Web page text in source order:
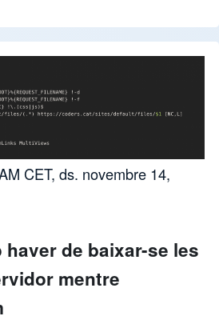
CET, ds. novembre 14,
de baixar-se les
mentre